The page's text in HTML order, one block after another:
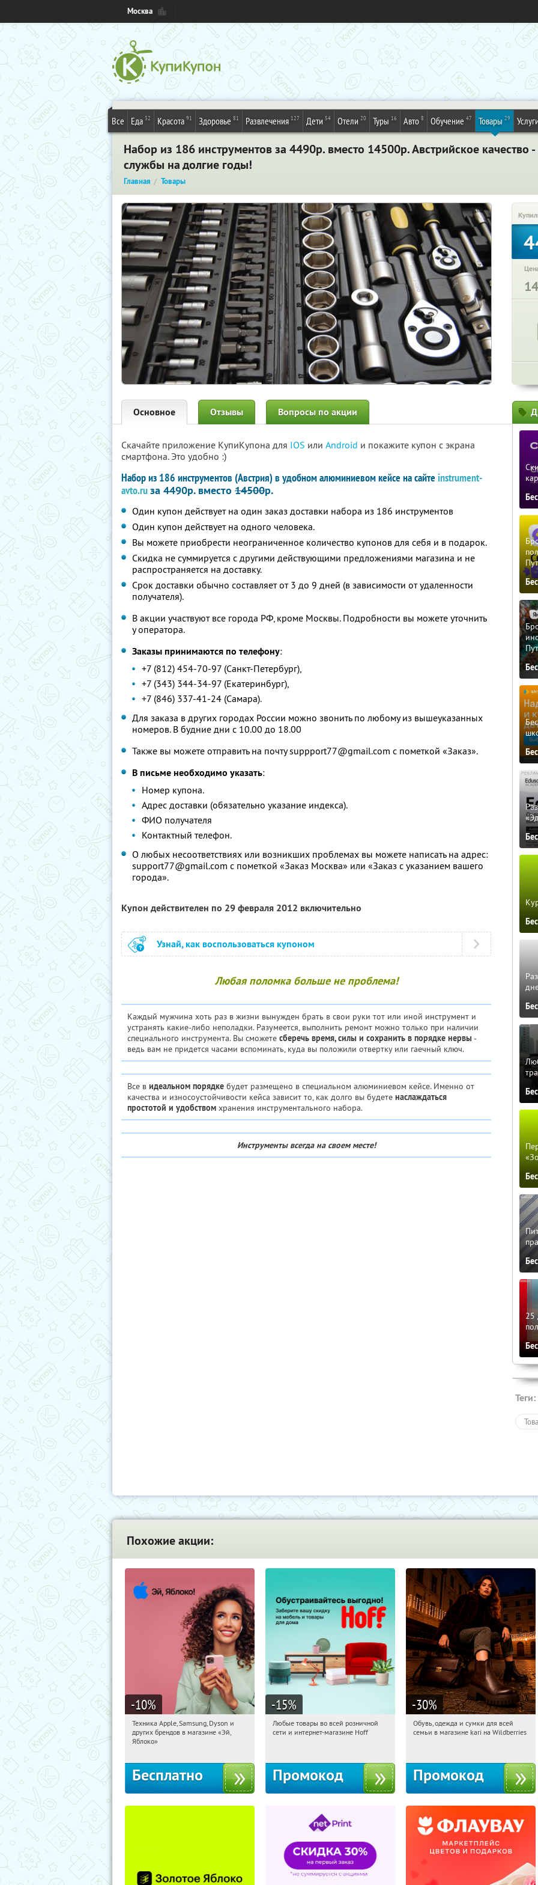
Москва
Все Еда 32 Красота 91 Здоровье 81 Развлечения 127 Дети 54 Отели 20 Туры 16 Авто 8 Обучение 47 Товары 29
Набор из 186 инструментов за 4490р. вместо 14500р. Австрийское качество
службы на долгие годы!
Главная Товары
Основное Отзывы Вопросы по акции
Скачайте приложение КупиКупона для IOS или Android и покажите купон с экрана
смартфона. Это удобно :)
Набор из 186 инструментов (Австрия) в удобном алюминиевом кейсе на сайте instrument-
avto.ruза 4490р. вместо 14500р.
Один купон действует на один заказ доставки набора из 186 инструментов
Один купон действует на одного человека.
Вы можете приобрести неограниченное количество купонов для себя и в подарок.
Скидка не суммируется с другими действующими предложениями магазина и не
распространяется на доставку.
Срок доставки обычно составляет от 3 до 9 дней (в зависимости от удаленности
получателя).
В акции участвуют все города РФ, кроме Москвы. Подробности вы можете уточнить
у оператора.
Заказы принимаются по телефону:
+7 (812) 454-70-97 (Санкт-Петербург),
+7 (343) 344-34-97 (Екатеринбург),
+7 (846) 337-41-24 (Самара).
Для заказа в других городах России можно звонить по любому из вышеуказанных
номеров. В будние дни с 10.00 до 18.00
Также вы можете отправить на почту suppport77@gmail.com с пометкой «Заказ».
В письме необходимо указать:
Номер купона.
Адрес доставки (обязательно указание индекса).
ФИО получателя
Контактный телефон.
О любых несоответствиях или возникших проблемах вы можете написать на адрес:
support77@gmail.com с пометкой «Заказ Москва» или «Заказ с указанием вашего
города».
Купон действителен по 29 февраля 2012 включительно
Узнай, как воспользоваться купоном
Любая поломка больше не проблема!
Каждый мужчина хоть раз в жизни вынужден брать в свои руки тот или иной инструмент и
устранять какие-либо неполадки. Разумеется, выполнить ремонт можно только при наличии
специального инструмента. Вы сможете сберечь время, силы и сохранить в порядке нервы -
ведь вам не придется часами вспоминать, куда вы положили отвертку или гаечный ключ.
Все в идеальном порядке будет размещено в специальном алюминиевом кейсе. Именно от
качества и износоустойчивости кейса зависит то, как долго вы будете наслаждаться
простотой и удобством хранения инструментального набора.
Инструменты всегда на своем месте!
25
Теги:
Похожие акции:
-10%
16:08:39
Получи первым!
Багратионовская
Техника Apple, Samsung, Dyson и
других брендов в магазине «Эй,
Яблоко»
Бесплатно
-15%
16:08:39 Получили:
Любые товары во всей розничной
сети и интернет-магазине Hoff
Промокод
-30%
16:08:39 Получили:
Обувь, одежда и сумки для всей
семьи в магазине kari на Wildberries
Промокод